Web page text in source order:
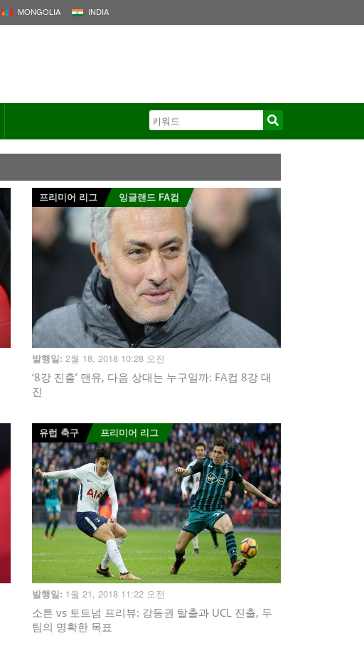
MONGOLIA INDIA
프리미어 리그 잉글랜드 FA컵
발행일: 2월 18, 2018 10:28 오전
‘8강 진출’ 맨유, 다음 상대는 누구일까: FA컵 8강 대
진
유럽 축구 프리미어 리그
발행일: 1월 21, 2018 11:22 오전
소튼 vs 토트넘 프리뷰: 강등권 탈출과 UCL 진출, 두
팀의 명확한 목표